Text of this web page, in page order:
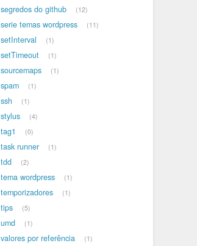
segredos do github 12
serie temas wordpress 11
setInterval 1
setTimeout 1
sourcemaps 1
spam 1
ssh 1
stylus 4
tag1 0
task runner 1
tdd 2
tema wordpress 1
temporizadores 1
tips 5
umd 1
valores por referência 1